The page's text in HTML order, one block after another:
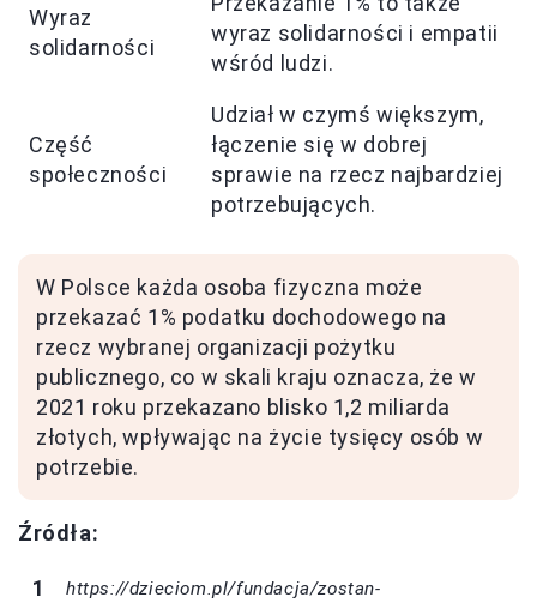
Wyraz
solidarności
wyraz solidarności i empatii
wśród ludzi.
Część
społeczności
Udział w czymś większym,
łączenie się w dobrej
sprawie na rzecz najbardziej
potrzebujących.
W Polsce każda osoba fizyczna może
przekazać 1% podatku dochodowego na
rzecz wybranej organizacji pożytku
publicznego, co w skali kraju oznacza, że w
2021 roku przekazano blisko 1,2 miliarda
złotych, wpływając na życie tysięcy osób w
potrzebie.
Źródła:
https://dzieciom.pl/fundacja/zostan-